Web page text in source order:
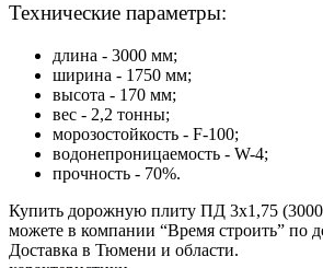
Технические параметры:
длина - 3000 мм;
ширина - 1750 мм;
высота - 170 мм;
вес - 2,2 тонны;
морозостойкость - F-100;
водонепроницаемость - W-4;
прочность - 70%.
Купить дорожную плиту ПД 3х1,75
можете в компании “Время строить” по
Доставка в Тюмени и области.